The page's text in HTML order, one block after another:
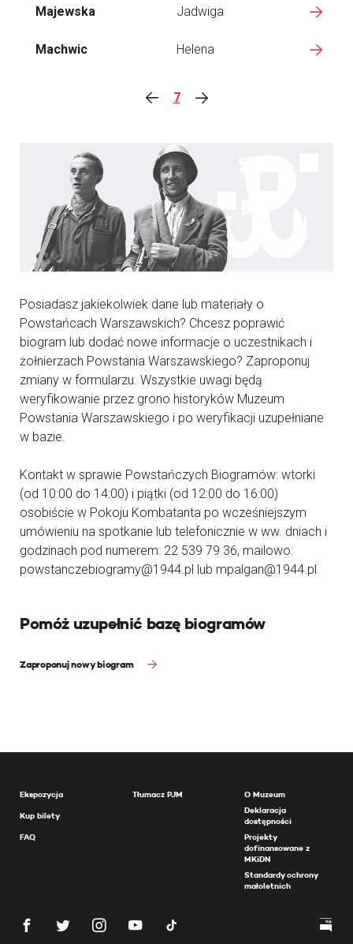
Majewska Jadwiga
Machwic Helena
7
Posiadasz jakiekolwiek dane lub materiały o
Powstańcach Warszawskich? Chcesz poprawić
biogram lub dodać nowe informacje o uczestnikach i
żołnierzach Powstania Warszawskiego? Zaproponuj
zmiany w formularzu. Wszystkie uwagi będą
weryfikowanie przez grono historyków Muzeum
Powstania Warszawskiego i po weryfikacji uzupełniane
w bazie.
Kontakt w sprawie Powstańczych Biogramów: wtorki
(od 10:00 do 14:00) i piątki (od 12:00 do 16:00)
osobiście w Pokoju Kombatanta po wcześniejszym
umówieniu na spotkanie lub telefonicznie w ww. dniach i
godzinach pod numerem: 22 539 79 36, mailowo:
powstanczebiogramy@1944.pl lub mpalgan@1944.pl
Pomóż uzupełnić bazę biogramów
Zaproponuj nowy biogram
Ekspozycja
Kup bilety
FAQ
Tłumacz PJM
O Muzeum
Deklaracja
dostępności
Projekty
dofinansowane z
MKiDN
Standardy ochrony
małoletnich